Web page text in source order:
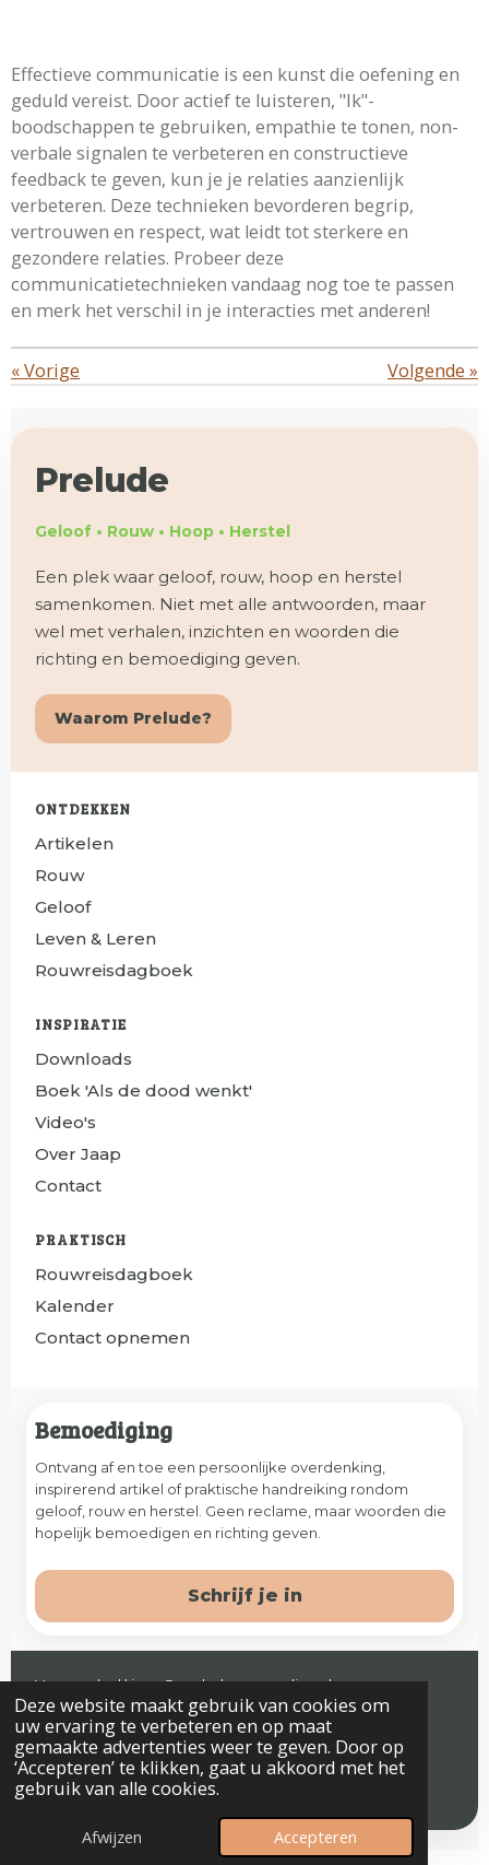
Deze website maakt gebruik van cookies om
uw ervaring te verbeteren en op maat
gemaakte advertenties weer te geven. Door op
‘Accepteren’ te klikken, gaat u akkoord met het
gebruik van alle cookies.
Afwijzen Accepteren
Effectieve communicatie is een kunst die oefening en
geduld vereist. Door actief te luisteren, "Ik"-
boodschappen te gebruiken, empathie te tonen, non-
verbale signalen te verbeteren en constructieve
feedback te geven, kun je je relaties aanzienlijk
verbeteren. Deze technieken bevorderen begrip,
vertrouwen en respect, wat leidt tot sterkere en
gezondere relaties. Probeer deze
communicatietechnieken vandaag nog toe te passen
en merk het verschil in je interacties met anderen!
«Vorige Volgende »
Prelude
Geloof • Rouw • Hoop • Herstel
Een plek waar geloof, rouw, hoop en herstel
samenkomen. Niet met alle antwoorden, maar
wel met verhalen, inzichten en woorden die
richting en bemoediging geven.
Waarom Prelude?
ONTDEKKEN
Artikelen
Rouw
Geloof
Leven & Leren
Rouwreisdagboek
INSPIRATIE
Downloads
Boek 'Als de dood wenkt'
Video's
Over Jaap
Contact
PRAKTISCH
Rouwreisdagboek
Kalender
Contact opnemen
Bemoediging
Ontvang af en toe een persoonlijke overdenking,
inspirerend artikel of praktische handreiking rondom
geloof, rouw en herstel. Geen reclame, maar woorden die
hopelijk bemoedigen en richting geven.
Schrijf je in
Veenendaal | jaap@prelude-counseling.nl
© 2026 Prelude. Alle rechten voorbehouden.
Algemene voorwaardenPrivacyverklaring & Disclaimer